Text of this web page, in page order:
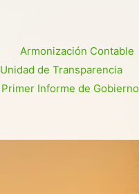
Armonización Contable
Unidad de Transparencia
Primer Informe de Gobierno